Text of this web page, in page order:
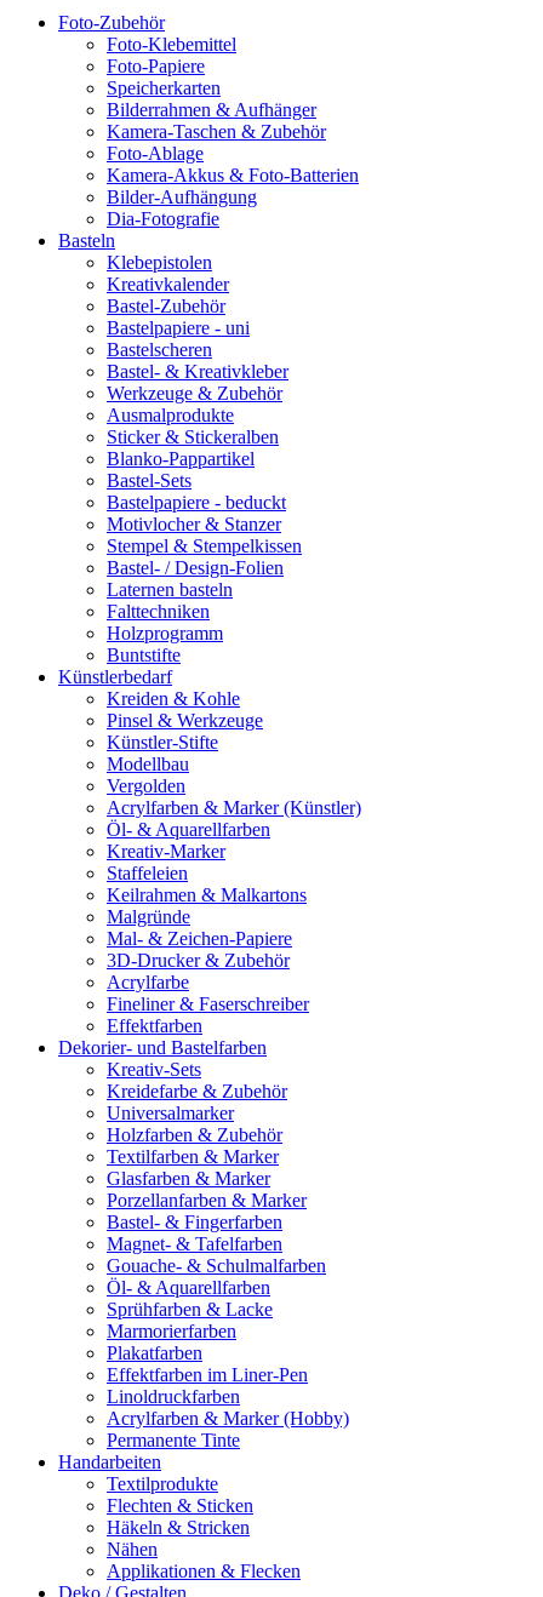
Foto-Zubehör
Foto-Klebemittel
Foto-Papiere
Speicherkarten
Bilderrahmen & Aufhänger
Kamera-Taschen & Zubehör
Foto-Ablage
Kamera-Akkus & Foto-Batterien
Bilder-Aufhängung
Dia-Fotografie
Basteln
Klebepistolen
Kreativkalender
Bastel-Zubehör
Bastelpapiere - uni
Bastelscheren
Bastel- & Kreativkleber
Werkzeuge & Zubehör
Ausmalprodukte
Sticker & Stickeralben
Blanko-Pappartikel
Bastel-Sets
Bastelpapiere - beduckt
Motivlocher & Stanzer
Stempel & Stempelkissen
Bastel- / Design-Folien
Laternen basteln
Falttechniken
Holzprogramm
Buntstifte
Künstlerbedarf
Kreiden & Kohle
Pinsel & Werkzeuge
Künstler-Stifte
Modellbau
Vergolden
Acrylfarben & Marker (Künstler)
Öl- & Aquarellfarben
Kreativ-Marker
Staffeleien
Keilrahmen & Malkartons
Malgründe
Mal- & Zeichen-Papiere
3D-Drucker & Zubehör
Acrylfarbe
Fineliner & Faserschreiber
Effektfarben
Dekorier- und Bastelfarben
Kreativ-Sets
Kreidefarbe & Zubehör
Universalmarker
Holzfarben & Zubehör
Textilfarben & Marker
Glasfarben & Marker
Porzellanfarben & Marker
Bastel- & Fingerfarben
Magnet- & Tafelfarben
Gouache- & Schulmalfarben
Öl- & Aquarellfarben
Sprühfarben & Lacke
Marmorierfarben
Plakatfarben
Effektfarben im Liner-Pen
Linoldruckfarben
Acrylfarben & Marker (Hobby)
Permanente Tinte
Handarbeiten
Textilprodukte
Flechten & Sticken
Häkeln & Stricken
Nähen
Applikationen & Flecken
Deko / Gestalten